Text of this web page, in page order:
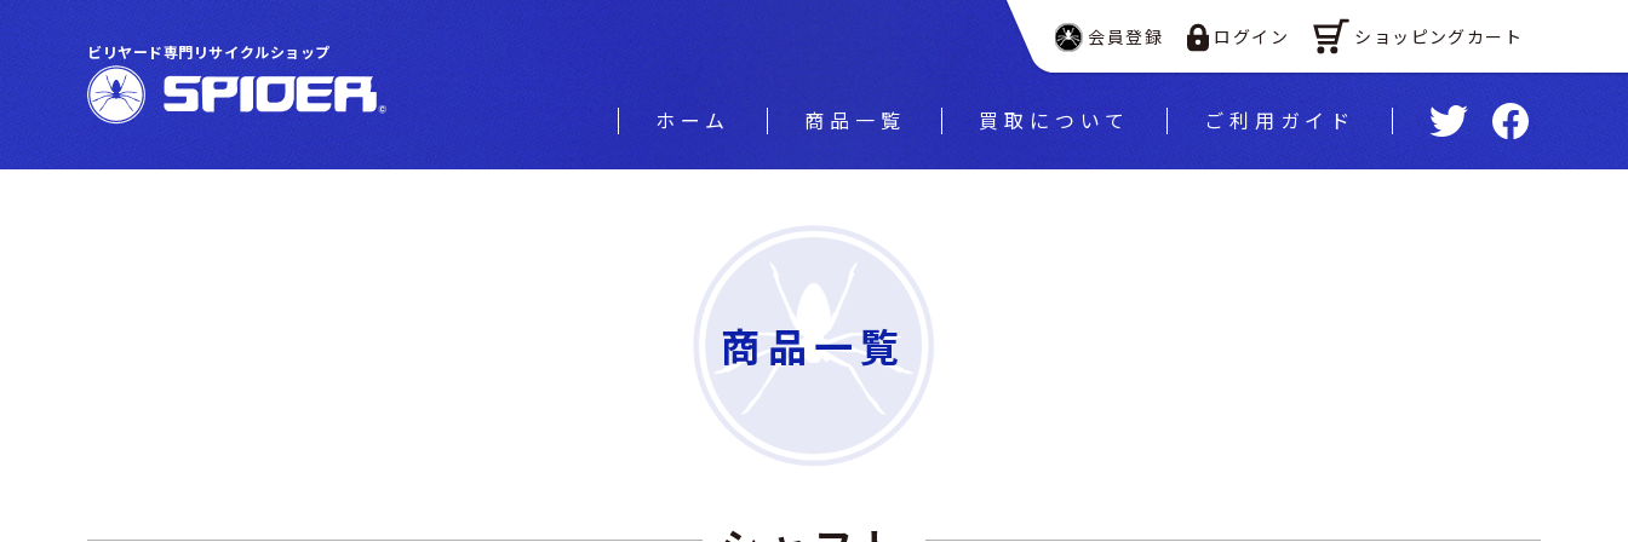
ビリヤード専門リサイクルショップ
会員登録 ログイン ショッピングカート
ホーム 商品一覧 買取について ご利⽤ガイド
商品一覧